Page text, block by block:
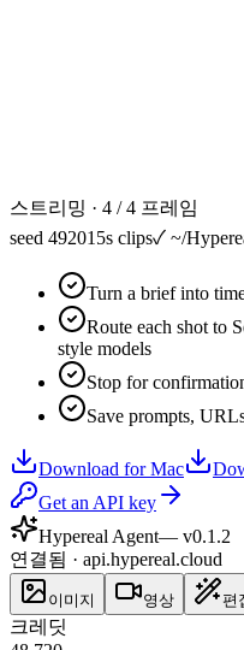
스트리밍 · 4 / 4 프레임
seed 49201 5s clips✓ ~/
Turn a brief into
Route each shot to
style models
Stop for
Save prompts,
Download for Mac
Get an API key
Hypereal Agent— v0.1.2
연결됨 · api.hypereal.cloud
이미지 영상 편
크레딧